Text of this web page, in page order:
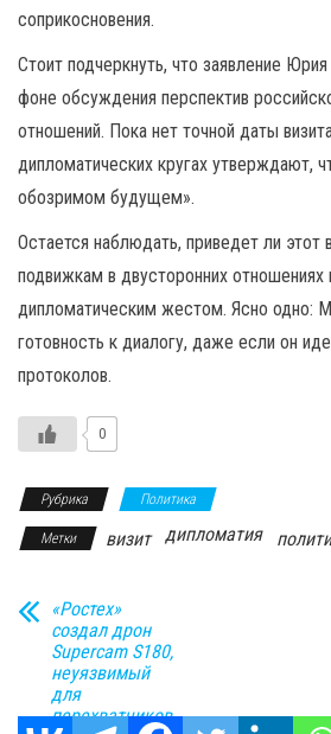
соприкосновения.
Стоит подчеркнуть, что заявление
фоне обсуждения перспектив
отношений. Пока нет точной даты
дипломатических кругах утверждают,
обозримом будущем».
Остается наблюдать, приведет ли этот
подвижкам в двусторонних отношениях
дипломатическим жестом. Ясно одно:
готовность к диалогу, даже если он
протоколов.
0
Рубрика Политика
Метки визит дипломатия
«Ростех»
создал дрон
Supercam S180,
неуязвимый
для
перехватчиков